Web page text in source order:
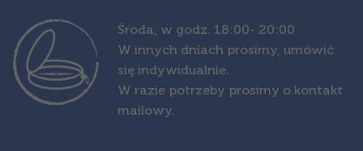
Środa, w godz. 18:00- 20:00
W innych dniach prosimy, umówić
się indywidualnie.
W razie potrzeby prosimy o kontakt
mailowy.